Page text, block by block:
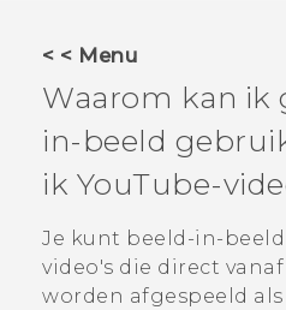
AANBIEDINGEN
HTC Club
SUPPORT
HTC-apparaten & -
VIVERSE
Aanmelden
< < Menu
Waarom kan ik
in-beeld
ik YouTube-
Je kunt beeld-in-
video's die direct
worden afgespeeld